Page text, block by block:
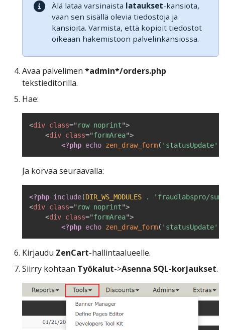
Älä lataa varsinaista lataukset-kansiota,
vaan sen sisällä olevia tiedostoja ja
kansioita. Varmista, että kopioit tiedostot
oikeaan hakemistoon palvelinkansiossa.
Avaa palvelimen *admin*/orders.php
tekstieditorilla.
Hae:
<div class=" row noprint">
<div class="formArea">
<?php echo zen_draw_form( 'statusUpdate'
Ja korvaa seuraavalla:
<?php include(DIR_WS_MODULES .
'fraudlabspro/
<div class=" row noprint">
<div class="formArea">
<?php echo zen_draw_form( 'statusUpdate'
Kirjaudu ZenCart-hallintaalueelle.
Siirry kohtaan Työkalut->Asenna SQL-korjaukset.